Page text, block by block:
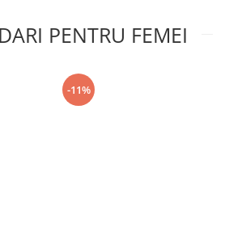
PENTRU FEMEI
-11%